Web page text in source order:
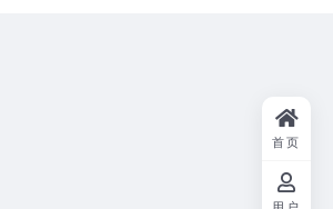
首页